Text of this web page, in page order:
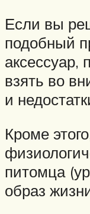
Если вы
подобный
аксессуар,
взять во
и
Кроме
питомца
образ